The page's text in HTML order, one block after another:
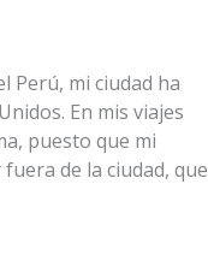
Perú, mi ciudad ha
En mis viajes
puesto que mi
de la ciudad, que